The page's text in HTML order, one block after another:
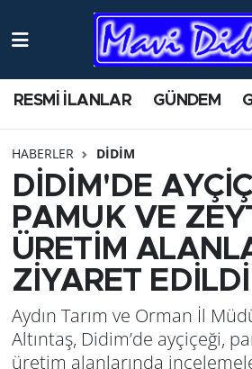
RESMİ İLANLAR GÜNDEM
HABERLER DİDİM
DİDİM'DE
PAMUK VE
ÜRETİM
ZİYARET EDİLDİ
Aydın Tarım ve Orman İl
Altıntaş, Didim’de ayçiçeği,
üretim alanlarında
ANTİK YERLER
AYDIN
BİLİM VE TEKNOLOJİ
ÇEVRE
EĞİTİM
EKONOMİ
Nöbetçi Eczaneler
Namaz Vakitleri
Trafik Durumu
Süper Lig Puan Durumu ve
Tüm Manşetler
Son Dakika Haberleri